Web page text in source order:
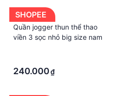
SHOPEE
Quần jogger thun thể thao
viền 3 sọc nhỏ big size nam
240.000₫